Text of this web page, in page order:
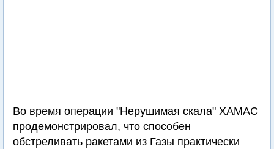
Во время операции "Нерушимая скала" ХАМАС
продемонстрировал, что способен
обстреливать ракетами из Газы практически